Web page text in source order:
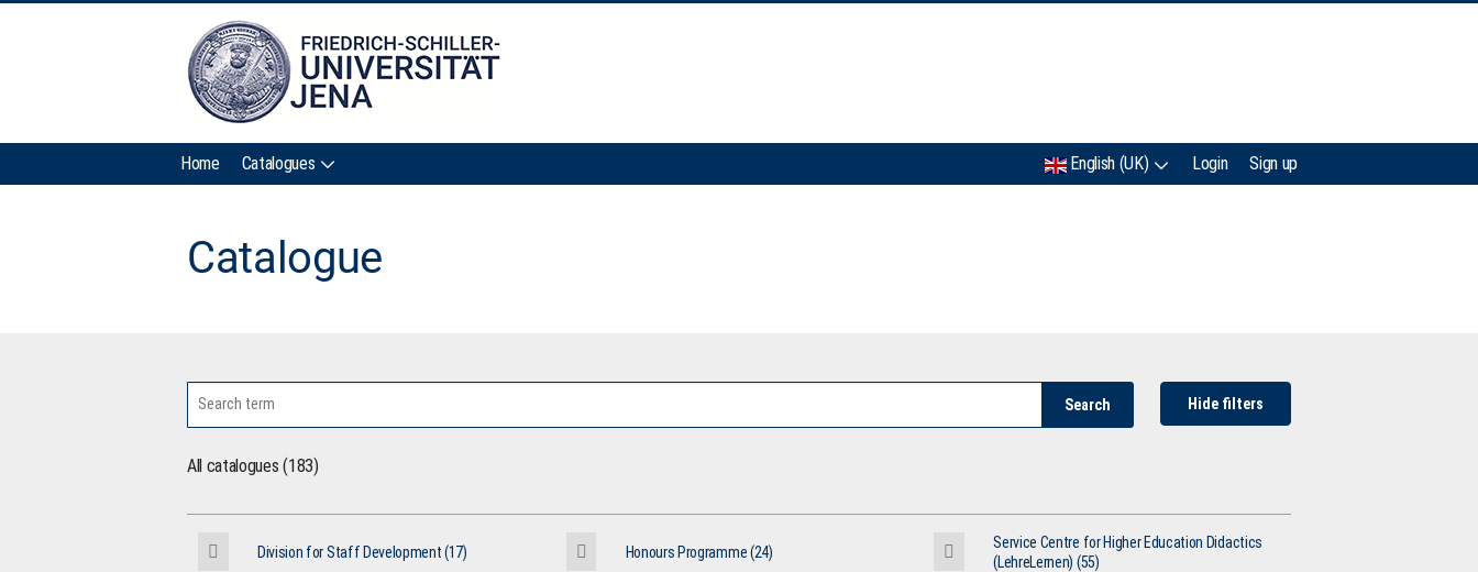
Home Catalogues English (UK) Login Sign up
Catalogue
Search Hide filters
All catalogues (183)
Division for Staff Development (17) Honours Programme (24)
Service Centre for Higher Education Didactics
(LehreLernen) (55)